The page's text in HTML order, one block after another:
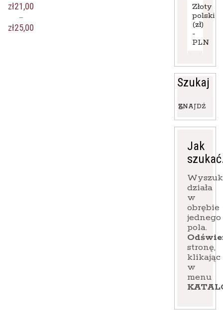
zł21,00
–
zł25,00
Złoty
polski
(zł)
-
PLN
Szukaj
Wyszukaj:
ZNAJDŹ
Jak
działa
w
obrębie
jednego
pola.
stronę,
klikając
w
menu